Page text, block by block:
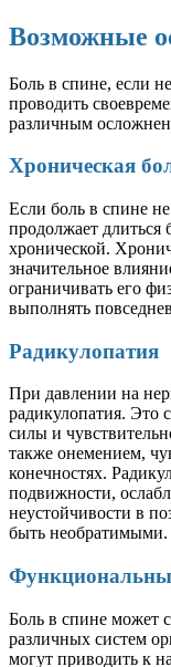
Возможные
Боль в спине, если
проводить
различным
Хроническая
Если боль в спине
продолжает длиться
хронической.
значительное
ограничивать его
выполнять
Радикулопатия
При давлении на
радикулопатия. Это
силы и
также онемением,
конечностях.
подвижности,
неустойчивости в
быть необратимыми.
Боль в спине может
различных систем
могут приводить к